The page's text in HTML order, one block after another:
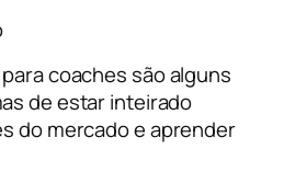
coaches são alguns
de estar inteirado
do mercado e aprender